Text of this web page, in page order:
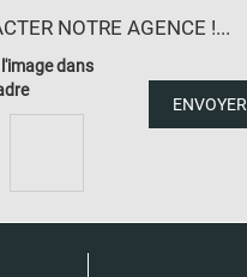
NOTRE AGENCE !...
dans
ENVOYER